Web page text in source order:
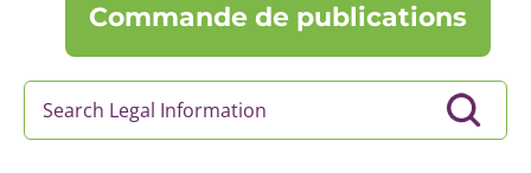
Commande de publications